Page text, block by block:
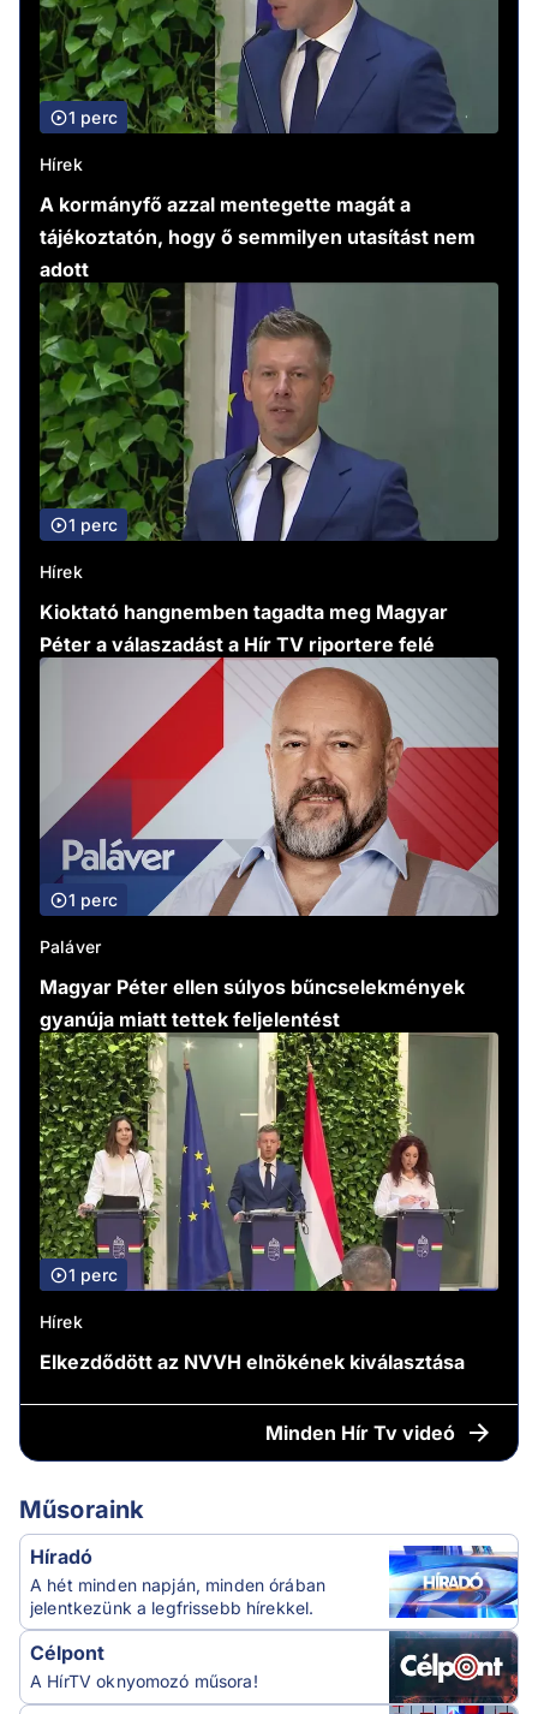
1 perc
Hírek
A kormányfő azzal mentegette magát a
tájékoztatón, hogy ő semmilyen utasítást nem
adott
1 perc
Hírek
Kioktató hangnemben tagadta meg Magyar
Péter a válaszadást a Hír TV riportere felé
1 perc
Paláver
Magyar Péter ellen súlyos bűncselekmények
gyanúja miatt tettek feljelentést
1 perc
Hírek
Elkezdődött az NVVH elnökének kiválasztása
Minden Hír Tv videó
Műsoraink
Híradó
A hét minden napján, minden órában
jelentkezünk a legfrissebb hírekkel.
Célpont
A HírTV oknyomozó műsora!